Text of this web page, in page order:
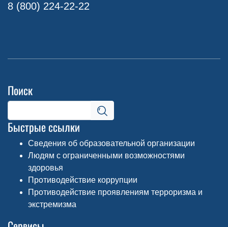
8 (800) 224-22-22
Поиск
Быстрые ссылки
Сведения об образовательной организации
Людям с ограниченными возможностями
здоровья
Противодействие коррупции
Противодействие проявлениям терроризма и
экстремизма